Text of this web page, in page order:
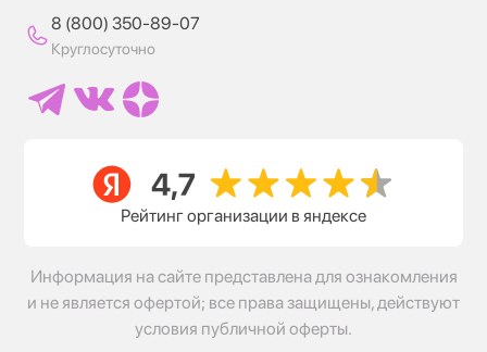
8 (800) 350-89-07
Круглосуточно
Рейтинг организации в яндексе
Информация на сайте представлена для ознакомления
и не является офертой; все права защищены, действуют
условия публичной оферты.